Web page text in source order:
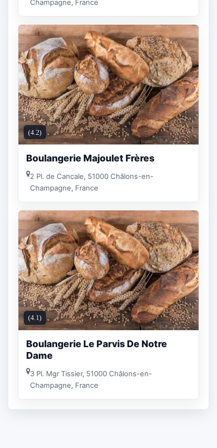
Champagne, France
(4.2)
Boulangerie Majoulet Frères
2 Pl. de Cancale, 51000 Châlons-en-
Champagne, France
(4.1)
Boulangerie Le Parvis De Notre
Dame
3 Pl. Mgr Tissier, 51000 Châlons-en-
Champagne, France